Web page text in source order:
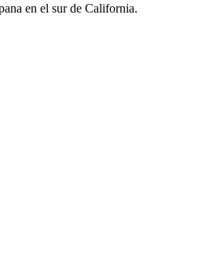
en el sur de California.